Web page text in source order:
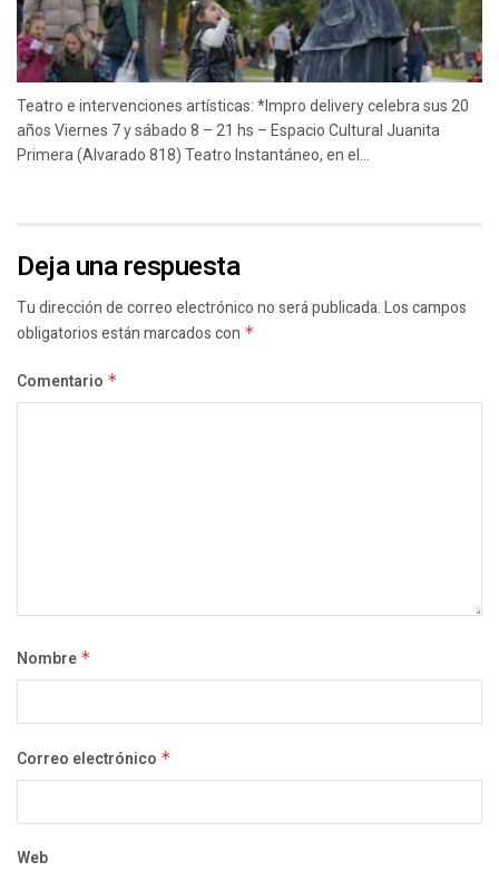
Teatro e intervenciones artísticas: *Impro delivery celebra sus 20
años Viernes 7 y sábado 8 – 21 hs – Espacio Cultural Juanita
Primera (Alvarado 818) Teatro Instantáneo, en el...
Deja una respuesta
Tu dirección de correo electrónico no será publicada.Los campos
obligatorios están marcados con *
Comentario *
Nombre *
Correo electrónico *
Web